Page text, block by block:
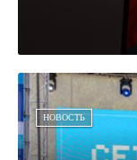
НОВОСТЬ